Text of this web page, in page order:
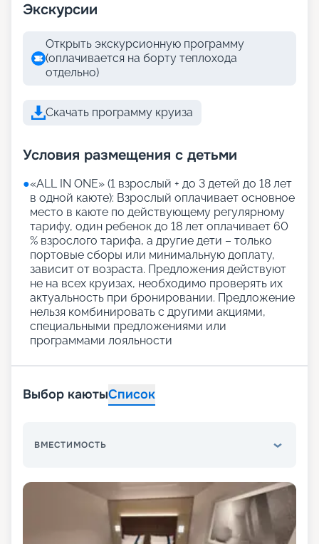
Экскурсии
Открыть экскурсионную программу
(оплачивается на борту теплохода
отдельно)
Скачать программу круиза
Условия размещения с детьми
●«АLL IN ONE» (1 взрослый + до 3 детей до 18 лет
в одной каюте): Взрослый оплачивает основное
место в каюте по действующему регулярному
тарифу, один ребенок до 18 лет оплачивает 60
% взрослого тарифа, а другие дети – только
портовые сборы или минимальную доплату,
зависит от возраста. Предложения действуют
не на всех круизах, необходимо проверять их
актуальность при бронировании. Предложение
нельзя комбинировать с другими акциями,
специальными предложениями или
программами лояльности
Выбор каютыСписок
ВМЕСТИМОСТЬ